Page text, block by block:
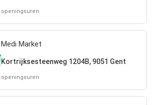
openingsuren
Medi Market
Kortrijksesteenweg 1204B, 9051 Gent
openingsuren